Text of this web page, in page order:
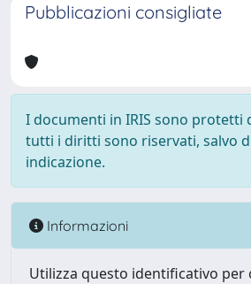
Pubblicazioni consigliate
I documenti in IRIS sono protetti
tutti i diritti sono riservati, salvo
indicazione.
Informazioni
Utilizza questo identificativo per